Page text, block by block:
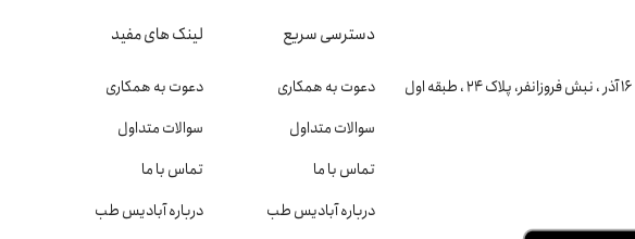
دسترسی سریع
دعوت به همکاری
سوالات متداول
تماس با ما
درباره آبادیس طب
لینک های مفید
دعوت به همکاری
سوالات متداول
تماس با ما
درباره آبادیس طب